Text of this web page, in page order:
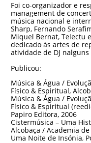
Foi co-organizador e
management de
música nacional e
Sharp, Fernando
Miquel Bernat, Telectu
dedicado às artes de
atividade de DJ
Publicou:
Música & Água /
Físico & Espiritual,
Música & Água /
Físico & Espiritual
Papiro Editora, 2006
Cistermúsica – Uma
Alcobaça / Academia
Uma Noite de Insónia,